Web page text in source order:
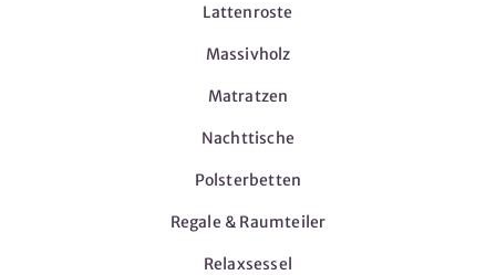
Lattenroste
Massivholz
Matratzen
Nachttische
Polsterbetten
Regale & Raumteiler
Relaxsessel